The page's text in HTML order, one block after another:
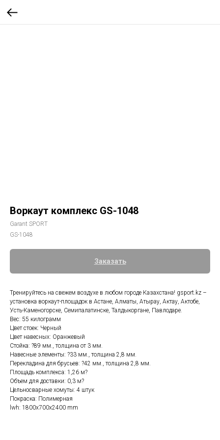
Воркаут комплекс GS-1048
Garant SPORT
GS-1048
Заказать
Тренируйтесь на свежем воздухе в любом городе Казахстана! gsport.kz –
установка воркаут-площадок в Астане, Алматы, Атырау, Актау, Актобе,
Усть-Каменогорске, Семипалатинске, Талдыкоргане, Павлодаре.
Вес: 55 килограмм
Цвет стоек: Черный
Цвет навесных: Оранжевый
Стойка: ?89 мм., толщина от 3 мм.
Навесные элементы: ?33 мм., толщина 2,8 мм.
Перекладина для брусьев: ?42 мм., толщина 2,8 мм.
Площадь комплекса: 1,26 м?
Объем для доставки: 0,3 м?
Цельносварные хомуты: 4 штук
Покраска: Полимерная
lwh: 1800x700x2400 mm